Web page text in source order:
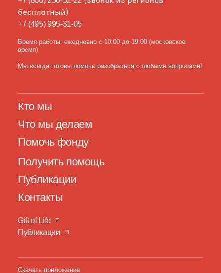
бесплатный)
+7 (495) 995-31-05
Время работы: ежедневно с 10:00 до 19:00 (московское
время)
Мы всегда готовы помочь разобраться с любыми вопросами!
Кто мы
Что мы делаем
Помочь фонду
Получить помощь
Публикации
Контакты
Gift of Life
Публикации
Скачать приложение